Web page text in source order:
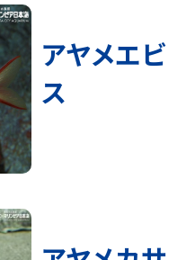
アヤメエビ
ス